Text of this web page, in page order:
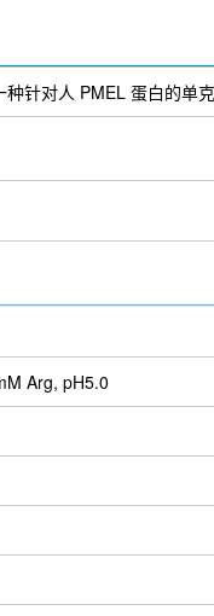
针对人 PMEL 蛋白的单
Arg, pH5.0